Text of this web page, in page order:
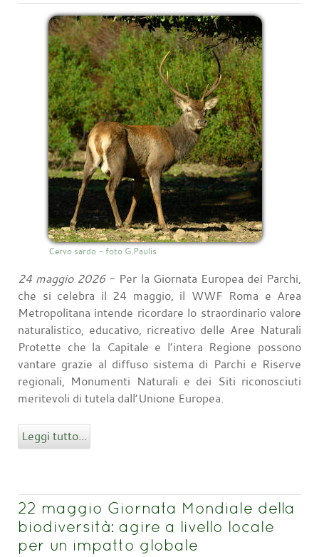
Cervo sardo - foto G.Paulis
24 maggio 2026- Per la Giornata Europea dei Parchi,
che si celebra il 24 maggio, il WWF Roma e Area
Metropolitana intende ricordare lo straordinario valore
naturalistico, educativo, ricreativo delle Aree Naturali
Protette che la Capitale e l’intera Regione possono
vantare grazie al diffuso sistema di Parchi e Riserve
regionali, Monumenti Naturali e dei Siti riconosciuti
meritevoli di tutela dall’Unione Europea.
Leggi tutto...
22 maggio Giornata Mondiale della
biodiversità: agire a livello locale
per un impatto globale